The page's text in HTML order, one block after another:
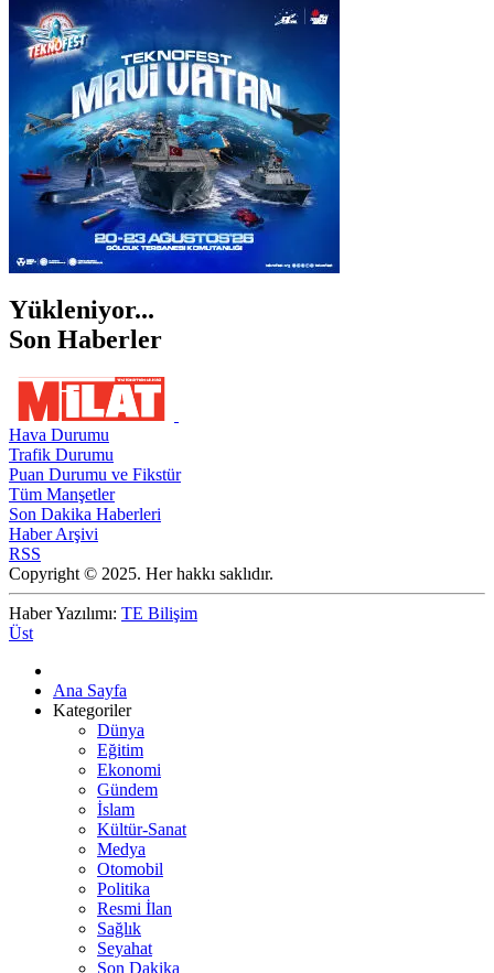
İSTANBUL
İZMİR
ŞANLIURFA
ŞIRNAK
Yükleniyor...
Son Haberler
Hava Durumu
Trafik Durumu
Puan Durumu ve Fikstür
Tüm Manşetler
Son Dakika Haberleri
Haber Arşivi
RSS
Copyright © 2025. Her hakkı saklıdır.
Haber Yazılımı: TE Bilişim
Üst
Ana Sayfa
Kategoriler
Dünya
Eğitim
Ekonomi
Gündem
İslam
Kültür-Sanat
Medya
Otomobil
Politika
Resmi İlan
Sağlık
Seyahat
Son Dakika